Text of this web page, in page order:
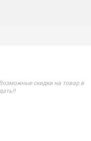
скидки на товар в